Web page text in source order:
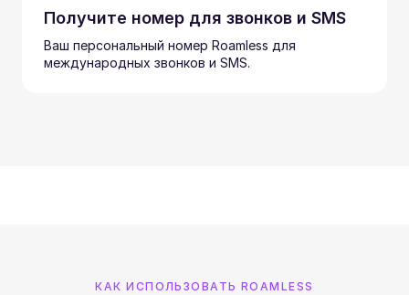
Получите номер для звонков и SMS
Ваш персональный номер Roamless для
международных звонков и SMS.
КАК ИСПОЛЬЗОВАТЬ ROAMLESS